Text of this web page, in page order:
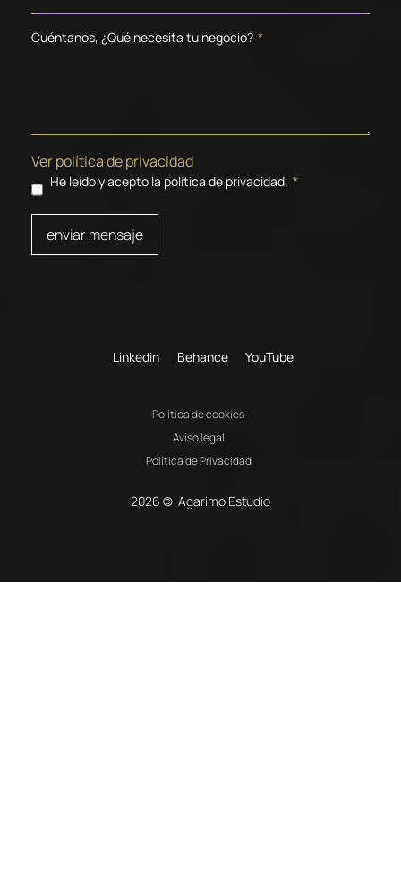
Cuéntanos, ¿Qué necesita tu negocio? *
Ver política de privacidad
He leído y acepto la política de privacidad. *
enviar mensaje
Linkedin Behance YouTube
Política de cookies
Aviso legal
Política de Privacidad
2026 © Agarimo Estudio